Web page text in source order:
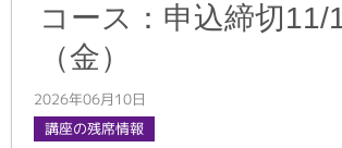
コース：申込締切11/
（金）
2026年06月10日
講座の残席情報